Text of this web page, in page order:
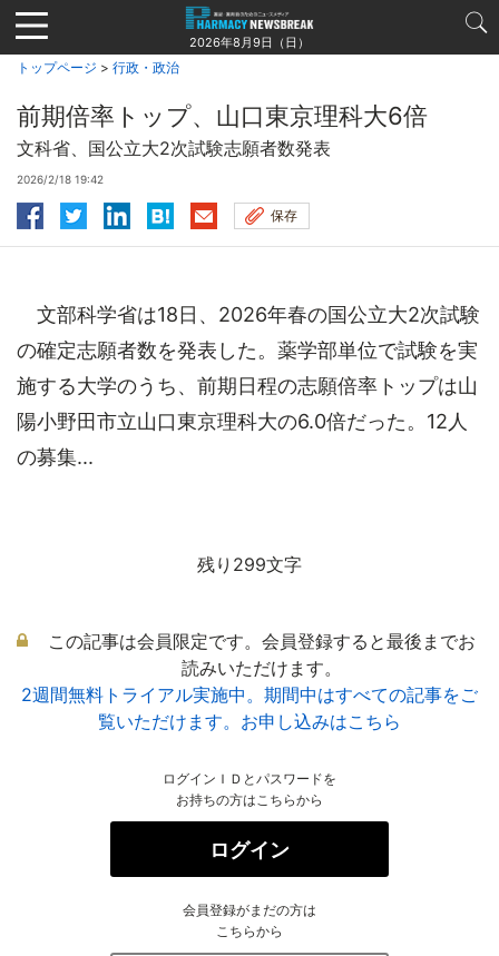
Jump
to
navigation
2026年8月9日（日）
トップページ > 行政・政治
前期倍率トップ、山口東京理科大6倍
文科省、国公立大2次試験志願者数発表
2026/2/18 19:42
保存
文部科学省は18日、2026年春の国公立大2次試験
の確定志願者数を発表した。薬学部単位で試験を実
施する大学のうち、前期日程の志願倍率トップは山
陽小野田市立山口東京理科大の6.0倍だった。12人
の募集...
残り299文字
この記事は会員限定です。会員登録すると最後までお
読みいただけます。
2週間無料トライアル実施中。期間中はすべての記事をご
覧いただけます。お申し込みはこちら
ログインＩＤとパスワードを
お持ちの方はこちらから
ログイン
会員登録がまだの方は
こちらから